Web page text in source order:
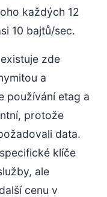
každých 12
10 bajtů/sec.
zde
a
používání etag a
protože
data.
klíče
ale
cenu v